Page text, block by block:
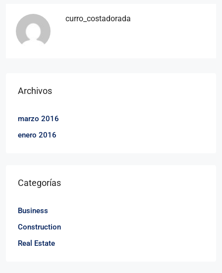
curro_costadorada
Archivos
marzo 2016
enero 2016
Categorías
Business
Construction
Real Estate